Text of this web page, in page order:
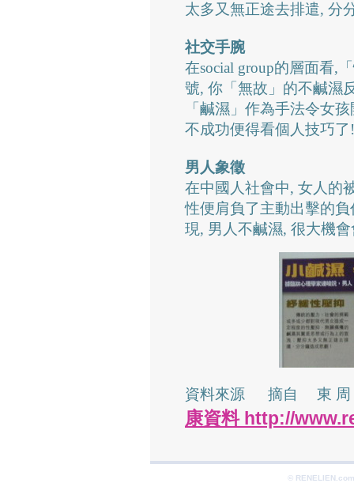
太多又無正途去排遣, 分
社交手腕
在social group的層面看,
號, 你「無故」的不鹹濕
「鹹濕」作為手法令女
不成功便得看個人技巧了!
男人象徵
在中國人社會中, 女人的
性便肩負了主動出擊的
現, 男人不鹹濕, 很大機
資料來源 摘自 東 周
康資料 http://
©